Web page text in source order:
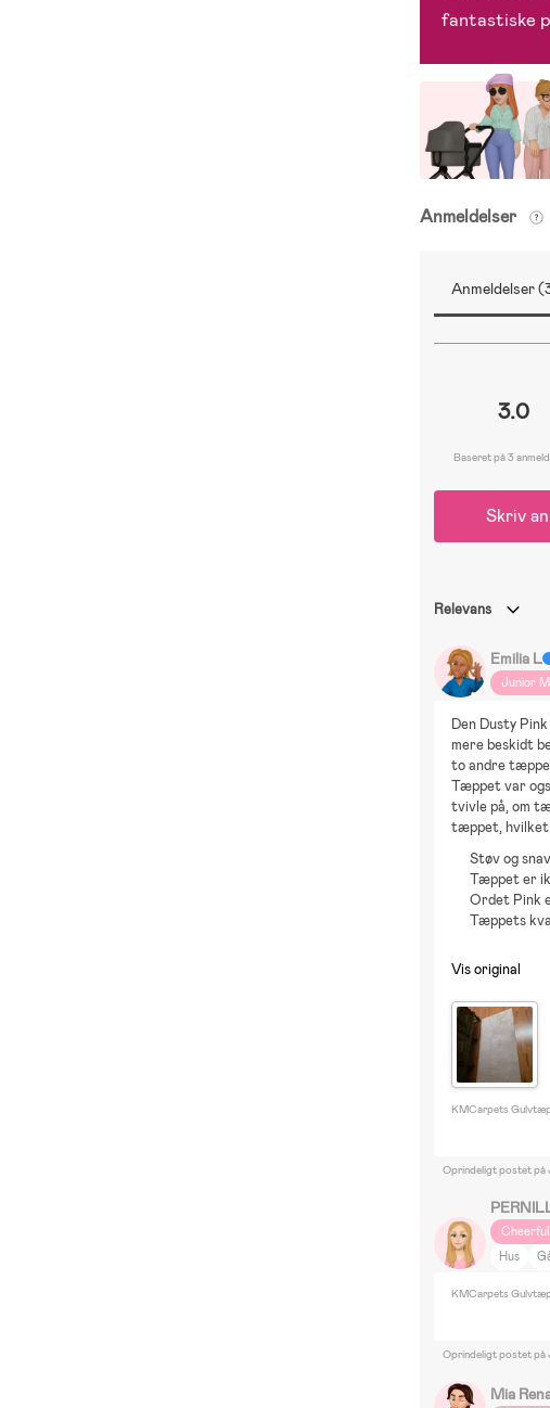
fantastiske
Anmeldelser
Anmeldelser
3.0
Baseret på 3
Skriv
Relevans
Emilia L
Junior
Den Dusty
mere beskidt
to andre
Tæppet var
tvivle på, om
tæppet, hvilket
Støv og
Tæppet er
Ordet Pink
Tæppets
Vis original
KMCarpets
Oprindeligt postet
Hus
KMCarpets
Oprindeligt postet
Mia